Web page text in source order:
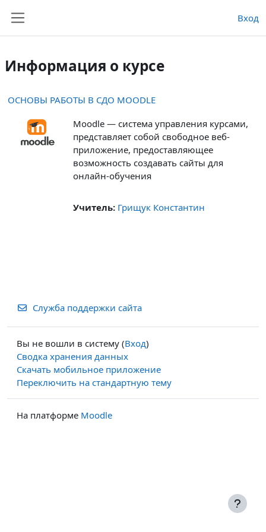
Вход
Информация о курсе
ОСНОВЫ РАБОТЫ В СДО MOODLE
Moodle — система управления курсами,
представляет собой свободное веб-
приложение, предоставляющее
возможность создавать сайты для
онлайн-обучения
Учитель: Грищук Константин
Служба поддержки сайта
Вы не вошли в систему (Вход)
Сводка хранения данных
Скачать мобильное приложение
Переключить на стандартную тему
На платформе Moodle